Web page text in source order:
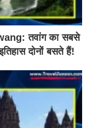
तवांग का सबसे
दोनों बसते हैं!